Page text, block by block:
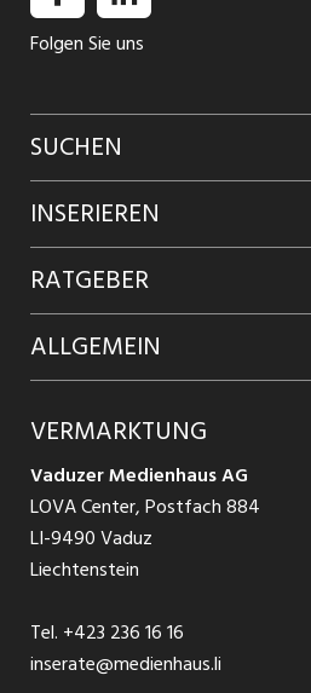
Folgen Sie uns
SUCHEN
Jobs suchen
Jobabo
Firmen entdecken
Jobs in Graubünden
Jobs in St. Gallen
Jobs in Glarus
Jobs in der Südostschweiz
Temporär Jobs
INSERIEREN
Kundenlogin
Inserieren
Produkte
Schnittstelle
RATGEBER
Glossar
Ratgeber Bewerbung / Rekrutierung
ALLGEMEIN
AGB
Datenschutzbestimmungen
Nutzungsbedingungen
Impressum
VERMARKTUNG
Vaduzer Medienhaus AG
LOVA Center, Postfach 884
LI-9490 Vaduz
Liechtenstein
Tel. +423 236 16 16
inserate@medienhaus.li